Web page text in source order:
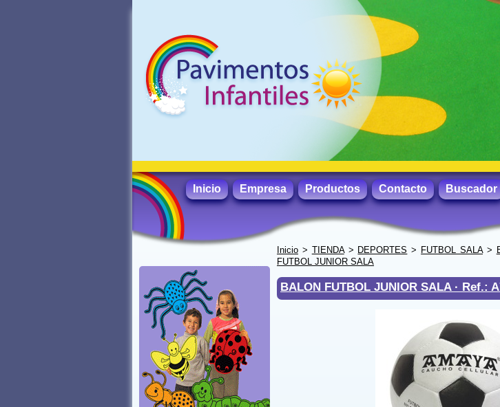
Inicio Empresa Productos Contacto Buscador
Inicio > TIENDA> DEPORTES > FUTBOL SALA>
FUTBOL JUNIOR SALA
BALON FUTBOL JUNIOR SALA · Ref.: